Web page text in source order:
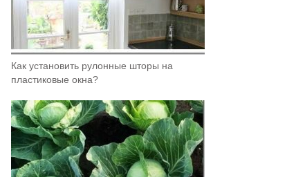
Как установить рулонные шторы на
пластиковые окна?